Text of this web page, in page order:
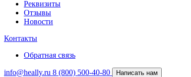
Реквизиты
Отзывы
Новости
Контакты
Обратная связь
info@heally.ru 8 (800) 500-40-80 Написать нам